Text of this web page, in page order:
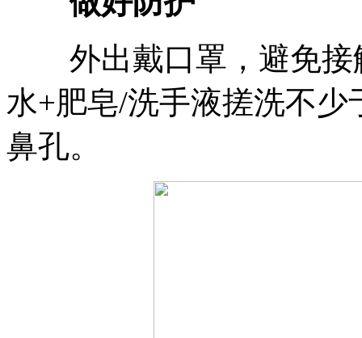
外出戴口罩，避免接
水+肥皂/洗手液搓洗不
鼻孔。